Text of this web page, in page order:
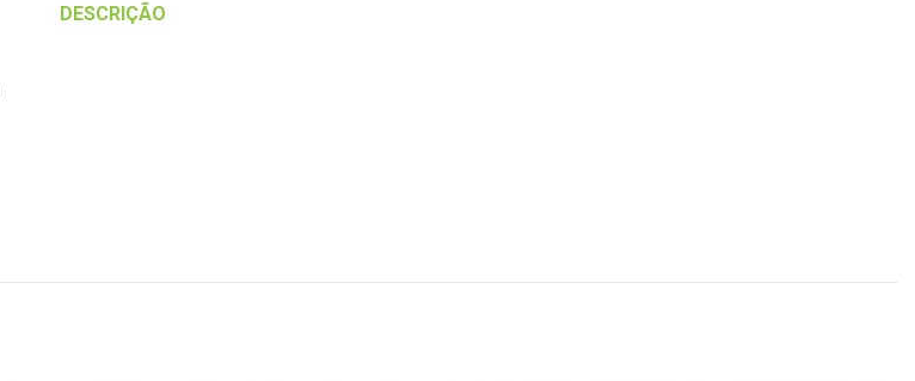
DESCRIÇÃO